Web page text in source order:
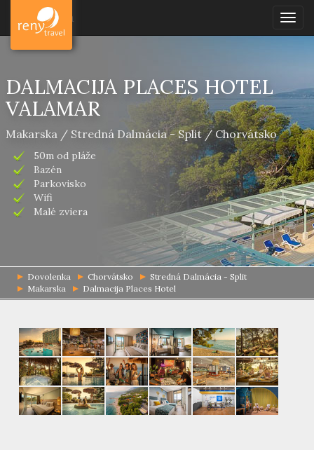
DALMACIJA PLACES HOTEL
VALAMAR
Makarska / Stredná Dalmácia - Split / Chorvátsko
50m od pláže
Bazén
Parkovisko
Wifi
Malé zviera
Dovolenka Chorvátsko
Stredná Dalmácia - Split
Makarska
Dalmacija Places Hotel
Dovolenka